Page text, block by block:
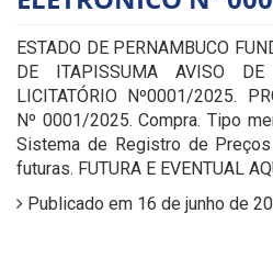
ESTADO DE PERNAMBUCO
DE ITAPISSUMA AVISO DE
LICITATÓRIO Nº0001/2025.
Nº 0001/2025. Compra. Tipo
Sistema de Registro de
futuras. FUTURA E EVENTUAL
Publicado em 16 de junho de